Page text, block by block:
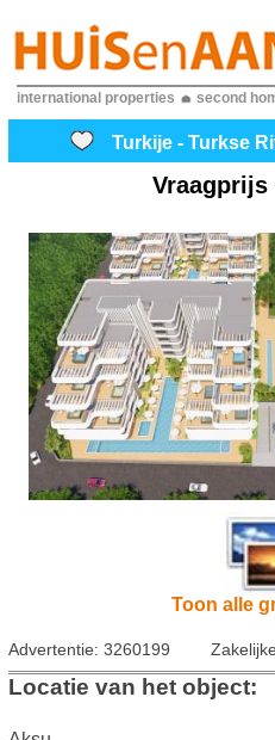
international properties second
Turkije - Turkse
Vraagprijs
Toon alle
Advertentie: 3260199
Locatie van het object: